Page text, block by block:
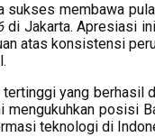
sukses membawa
di Jakarta. Apresiasi
atas konsistensi
tertinggi yang berhasil
mengukuhkan posisi
teknologi di